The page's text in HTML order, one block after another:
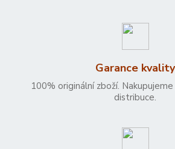
Garance kvality
100% originální zboží.
distribuce.